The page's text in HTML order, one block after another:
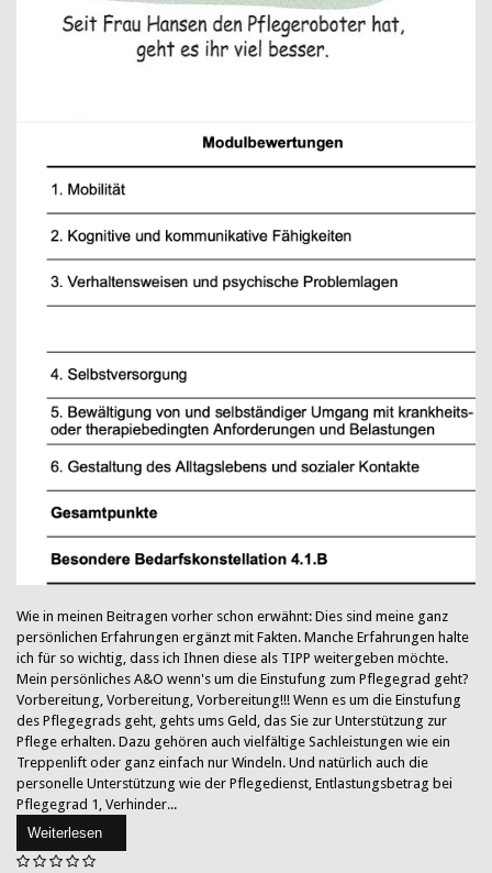
Wie in meinen Beitragen vorher schon erwähnt: Dies sind meine ganz
persönlichen Erfahrungen ergänzt mit Fakten. Manche Erfahrungen halte
ich für so wichtig, dass ich Ihnen diese als TIPP weitergeben möchte.
Mein persönliches A&O wenn's um die Einstufung zum Pflegegrad geht?
Vorbereitung, Vorbereitung, Vorbereitung!!! Wenn es um die Einstufung
des Pflegegrads geht, gehts ums Geld, das Sie zur Unterstützung zur
Pflege erhalten. Dazu gehören auch vielfältige Sachleistungen wie ein
Treppenlift oder ganz einfach nur Windeln. Und natürlich auch die
personelle Unterstützung wie der Pflegedienst, Entlastungsbetrag bei
Pflegegrad 1, Verhinder...
Weiterlesen